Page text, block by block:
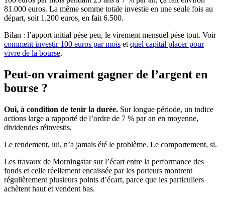
81.000 euros. La même somme totale investie en une seule fois au
départ, soit 1.200 euros, en fait 6.500.
Bilan : l’apport initial pèse peu, le virement mensuel pèse tout. Voir
comment investir 100 euros par mois etquel capital placer pour
vivre de la bourse.
Peut-on vraiment gagner de l’argent en
bourse ?
Oui, à condition de tenir la durée. Sur longue période, un indice
actions large a rapporté de l’ordre de 7 % par an en moyenne,
dividendes réinvestis.
Le rendement, lui, n’a jamais été le problème. Le comportement, si.
Les travaux de Morningstar sur l’écart entre la performance des
fonds et celle réellement encaissée par les porteurs montrent
régulièrement plusieurs points d’écart, parce que les particuliers
achètent haut et vendent bas.